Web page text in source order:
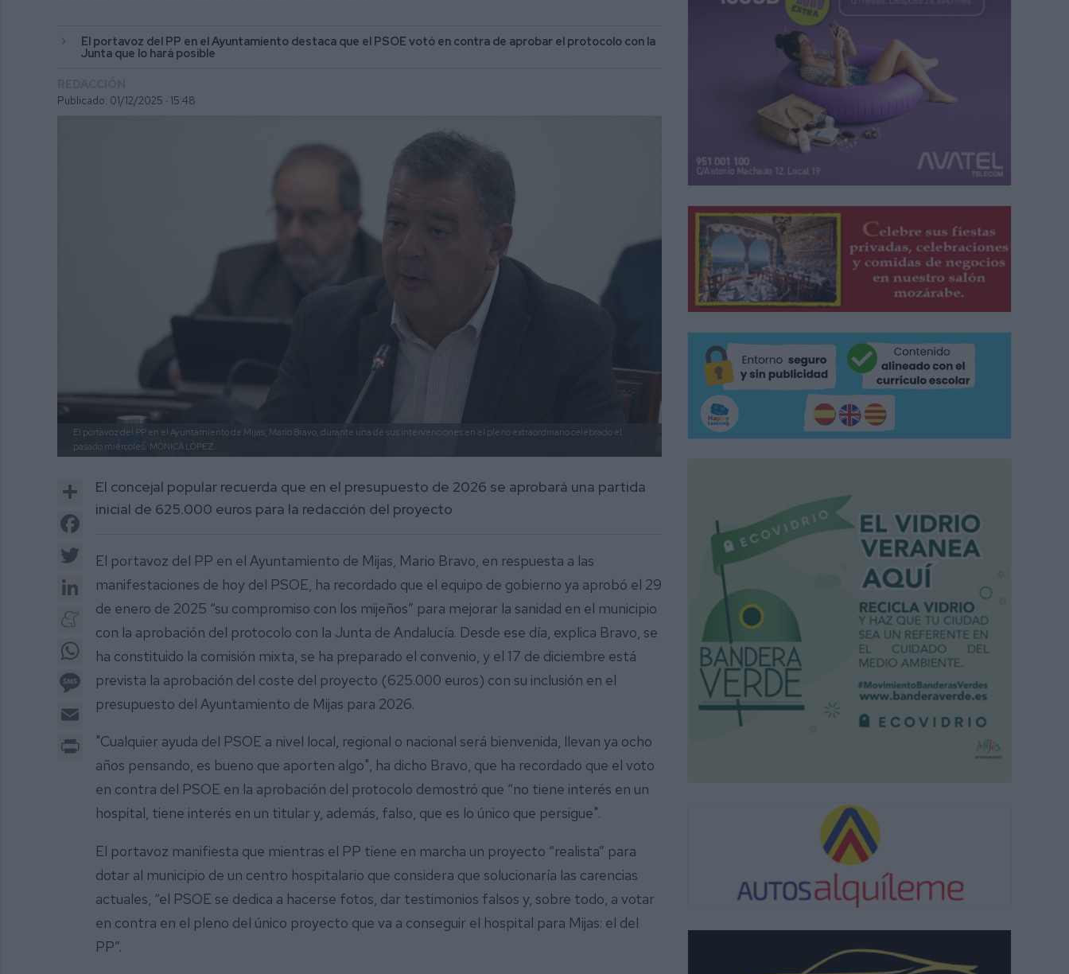
El portavoz del PP en el Ayuntamiento destaca que el PSOE votó en contra de aprobar el protocolo con la
Junta que lo hará posible
Publicado: 01/12/2025 · 15:48
El portavoz del PP en el Ayuntamiento de Mijas, Mario Bravo, durante una de sus intervenciones en el pleno extraordinario celebrado el
pasado miércoles. MÓNICA LÓPEZ
Share
Facebook
LinkedIn
Meneame
Message
Email
Print
El concejal popular recuerda que en el presupuesto de 2026 se aprobará una partida
inicial de 625.000 euros para la redacción del proyecto
El portavoz del PP en el Ayuntamiento de Mijas, Mario Bravo, en respuesta a las
manifestaciones de hoy del PSOE, ha recordado que el equipo de gobierno ya aprobó el 29
de enero de 2025 “su compromiso con los mijeños” para mejorar la sanidad en el municipio
con la aprobación del protocolo con la Junta de Andalucía. Desde ese día, explica Bravo, se
ha constituido la comisión mixta, se ha preparado el convenio, y el 17 de diciembre está
prevista la aprobación del coste del proyecto (625.000 euros) con su inclusión en el
presupuesto del Ayuntamiento de Mijas para 2026.
"Cualquier ayuda del PSOE a nivel local, regional o nacional será bienvenida, llevan ya ocho
años pensando, es bueno que aporten algo", ha dicho Bravo, que ha recordado que el voto
en contra del PSOE en la aprobación del protocolo demostró que “no tiene interés en un
hospital, tiene interés en un titular y, además, falso, que es lo único que persigue".
El portavoz manifiesta que mientras el PP tiene en marcha un proyecto “realista” para
dotar al municipio de un centro hospitalario que considera que solucionaría las carencias
actuales, “el PSOE se dedica a hacerse fotos, dar testimonios falsos y, sobre todo, a votar
en contra en el pleno del único proyecto que va a conseguir el hospital para Mijas: el del
PP”.